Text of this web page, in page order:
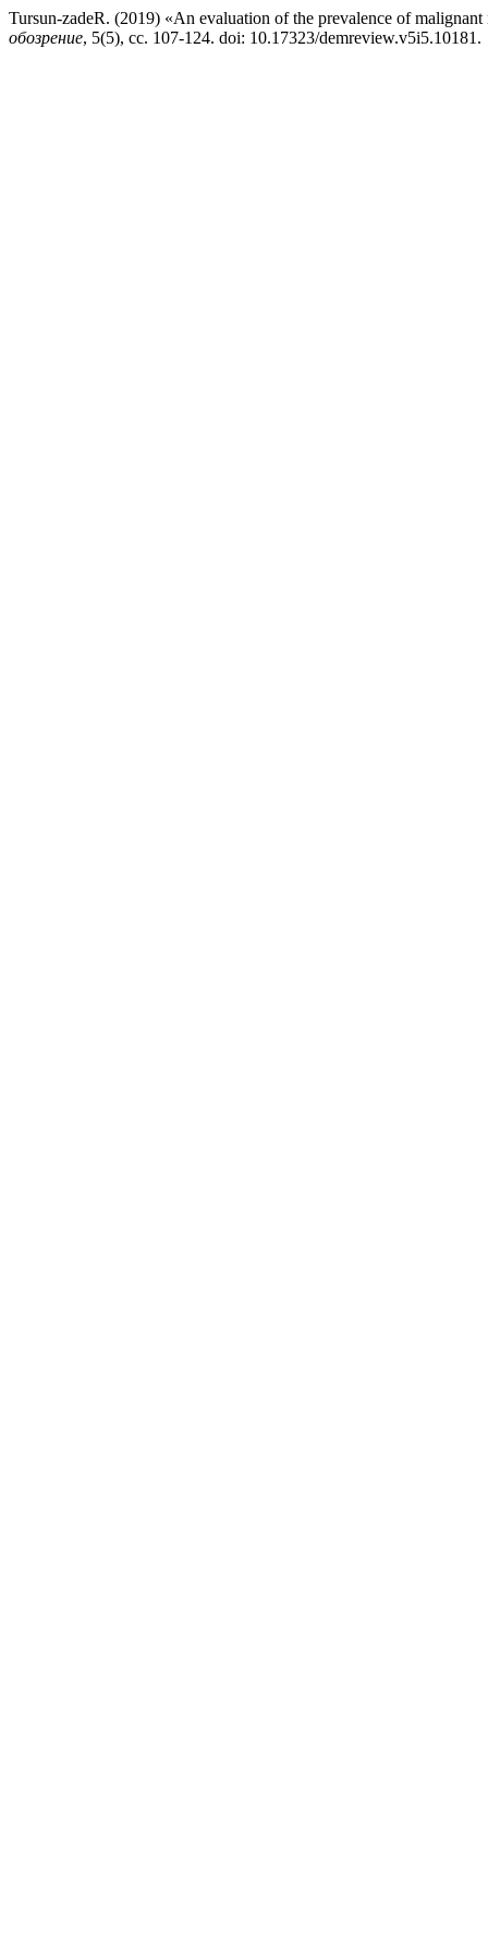
Tursun-zadeR. (2019) «An evaluation of the prevalence of
обозрение, 5(5), сс. 107-124. doi: 10.17323/demreview.v5i5.10181.